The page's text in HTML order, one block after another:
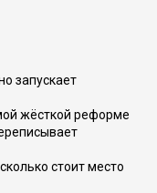
запускает
жёсткой реформе
стоит место